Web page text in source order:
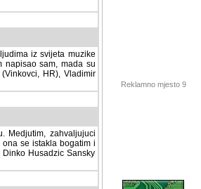
iz svijeta muzike
napisao sam, mada su
HR), Vladimir
zahvaljujuci veliki
se istakla bogatim i
Husadzic Sansky